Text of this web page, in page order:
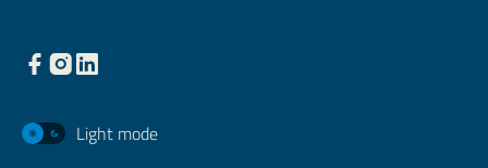
Light mode